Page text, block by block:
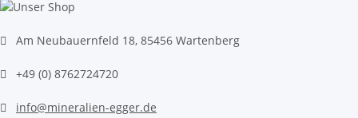
Am Neubauernfeld 18, 85456 Wartenberg
+49 (0) 8762724720
info@mineralien-egger.de